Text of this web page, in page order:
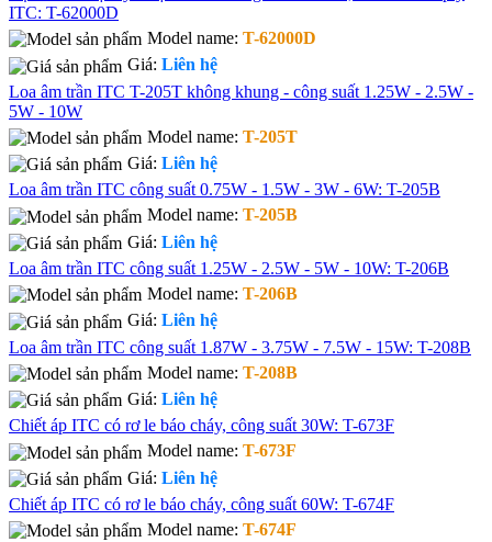
ITC: T-62000D
Model name: T-62000D
Giá: Liên hệ
Loa âm trần ITC T-205T không khung - công suất 1.25W - 2.5W -
5W - 10W
Model name: T-205T
Giá: Liên hệ
Loa âm trần ITC công suất 0.75W - 1.5W - 3W - 6W: T-205B
Model name: T-205B
Giá: Liên hệ
Loa âm trần ITC công suất 1.25W - 2.5W - 5W - 10W: T-206B
Model name: T-206B
Giá: Liên hệ
Loa âm trần ITC công suất 1.87W - 3.75W - 7.5W - 15W: T-208B
Model name: T-208B
Giá: Liên hệ
Chiết áp ITC có rơ le báo cháy, công suất 30W: T-673F
Model name: T-673F
Giá: Liên hệ
Chiết áp ITC có rơ le báo cháy, công suất 60W: T-674F
Model name: T-674F